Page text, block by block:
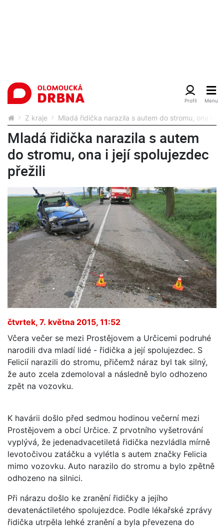
Z kraje Mladá řidička narazila s autem do stromu, ona i
Mladá řidička narazila s autem
do stromu, ona i její spolujezdec
přežili
čtvrtek, 7. května 2015, 11:52
Včera večer se mezi Prostějovem a Určicemi podruhé
narodili dva mladí lidé - řidička a její spolujezdec. S
Felicií narazili do stromu, přičemž náraz byl tak silný,
že auto zcela zdemoloval a následně bylo odhozeno
zpět na vozovku.
K havárii došlo před sedmou hodinou večerní mezi
Prostějovem a obcí Určice. Z prvotního vyšetrování
vyplývá, že jedenadvacetiletá řidička nezvládla mírně
levotočivou zatáčku a vylétla s autem značky Felicia
mimo vozovku. Auto narazilo do stromu a bylo zpětně
odhozeno na silnici.
Při nárazu došlo ke zranění řidičky a jejího
devatenáctiletého spolujezdce. Podle lékařské zprávy
řidička utrpěla lehké zranění a byla převezena do